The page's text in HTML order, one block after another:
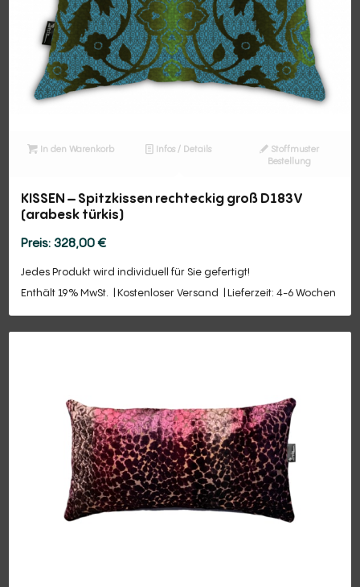
In den Warenkorb Infos / Details
Stoffmuster
Bestellung
KISSEN – Spitzkissen rechteckig groß D183V
(arabesk türkis)
328,00€
Jedes Produkt wird individuell für Sie gefertigt!
Enthält 19% MwSt.
Kostenloser Versand Lieferzeit: 4-6 Wochen